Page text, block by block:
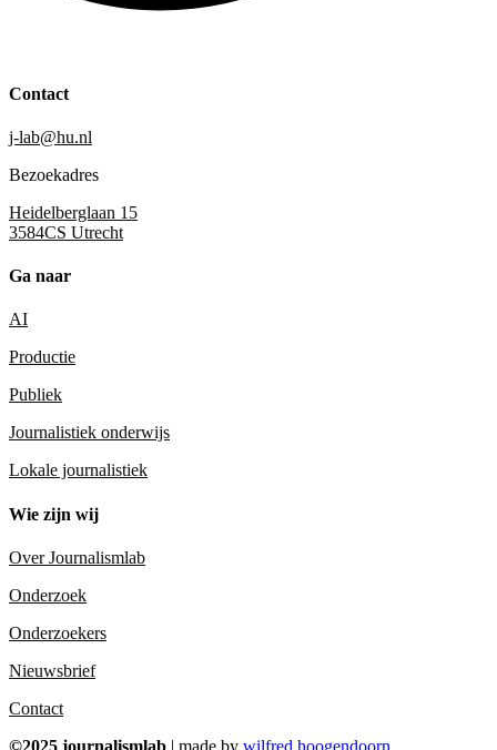
Contact
j-lab@hu.nl
Bezoekadres
Heidelberglaan 15
3584CS Utrecht
Ga naar
AI
Productie
Publiek
Journalistiek onderwijs
Lokale journalistiek
Wie zijn wij
Over Journalismlab
Onderzoek
Onderzoekers
Nieuwsbrief
Contact
©2025 journalismlab | made by wilfred hoogendoorn